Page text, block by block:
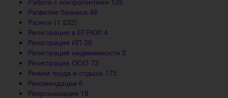
Развитие бизнеса 46
Разное (1 232)
Регистрация в ЕГРЮЛ 4
Регистрация ИП 36
Регистрация недвижимости 2
Регистрация ООО 73
Режим труда и отдыха 175
Рекомендации 6
Реорганизация 19